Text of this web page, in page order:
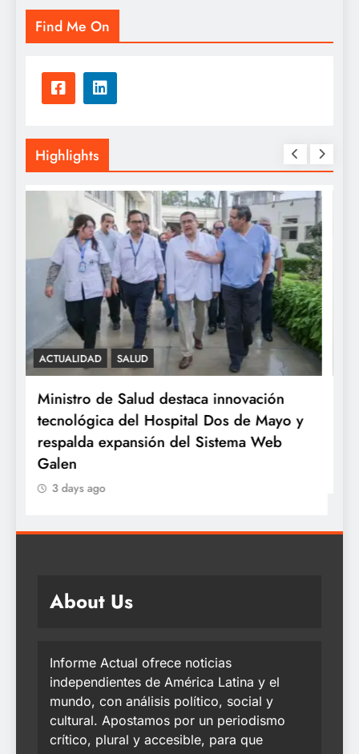
Find Me On
Highlights
SALUD
Minsa: INSN Breña extirpa tumor
ovárico de cuatro kilos a niña de tres
años proveniente de Chanchamayo
3 days ago
About Us
Informe Actual ofrece noticias
independientes de América Latina y el
mundo, con análisis político, social y
cultural. Apostamos por un periodismo
crítico, plural y accesible, para que